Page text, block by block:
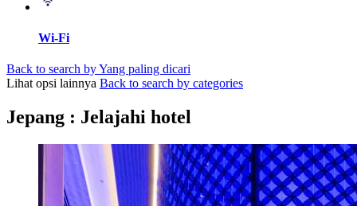
Wi-Fi
Back to search by Yang paling dicari
Lihat opsi lainnya Back to search by categories
Jepang : Jelajahi hotel